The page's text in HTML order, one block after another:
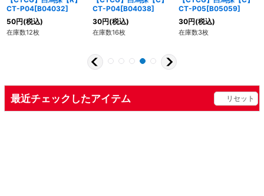
CT-P04[B04032]
50円(税込)
在庫数12枚
CT-P04[B04038]
30円(税込)
在庫数16枚
CT-P05[B05059]
30円(税込)
在庫数3枚
最近チェックしたアイテム リセット